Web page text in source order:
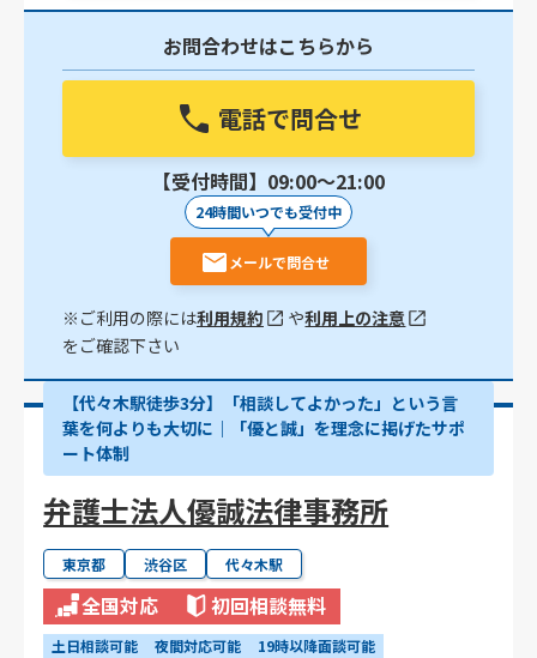
お問合わせはこちらから
電話で問合せ
【受付時間】09:00〜21:00
24時間いつでも受付中
メールで問合せ
※ご利用の際には利用規約 や利用上の注意
をご確認下さい
【代々木駅徒歩3分】「相談してよかった」という言
葉を何よりも大切に｜「優と誠」を理念に掲げたサポ
ート体制
弁護士法人優誠法律事務所
東京都 渋谷区 代々木駅
全国対応 初回相談無料
土日相談可能 夜間対応可能 19時以降面談可能